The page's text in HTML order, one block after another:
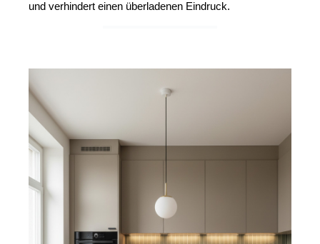
und verhindert einen überladenen Eindruck.